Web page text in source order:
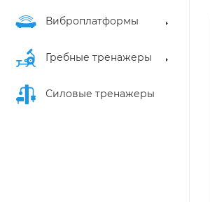
Виброплатформы
Гребные тренажеры
Силовые тренажеры